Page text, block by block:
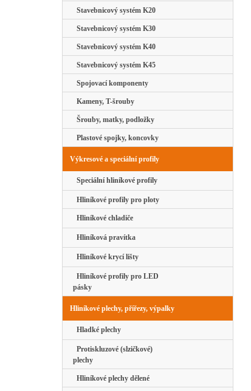
Stavebnicový systém K20
Stavebnicový systém K30
Stavebnicový systém K40
Stavebnicový systém K45
Spojovací komponenty
Kameny, T-šrouby
Šrouby, matky, podložky
Plastové spojky, koncovky
Výkresové a speciální profily
Speciální hliníkové profily
Hliníkové profily pro ploty
Hliníkové chladiče
Hliníková pravítka
Hliníkové krycí lišty
Hliníkové profily pro LED
pásky
Hliníkové plechy, přířezy, výpalky
Hladké plechy
Protiskluzové (slzičkové)
plechy
Hliníkové plechy dělené